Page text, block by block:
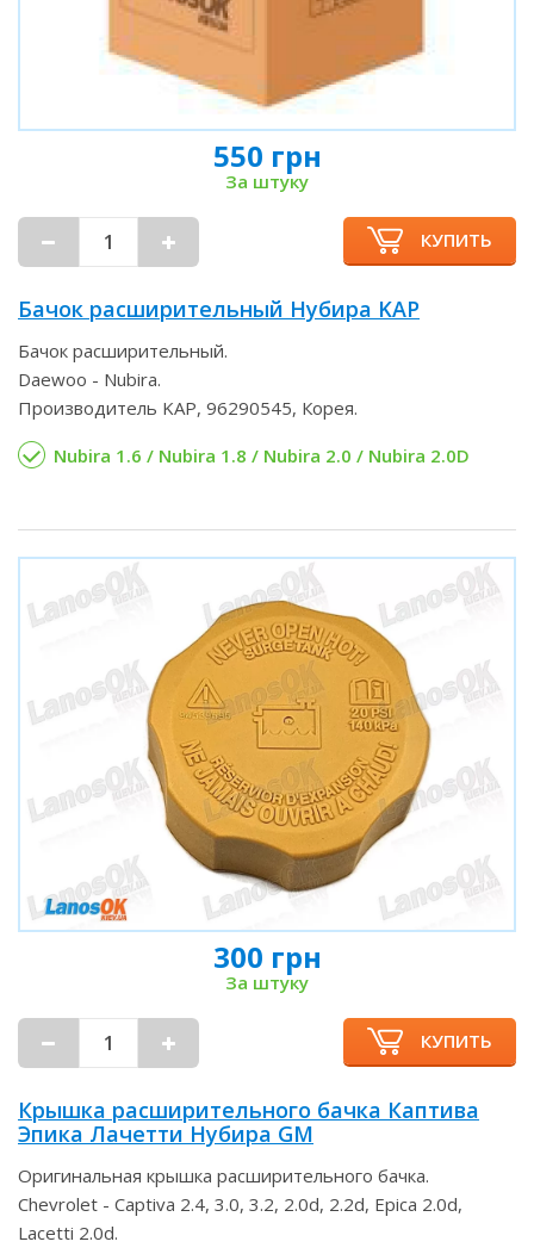
550 грн
За штуку
КУПИТЬ
Бачок расширительный Нубира KAP
Бачок расширительный.
Daewoo - Nubira.
Производитель KAP, 96290545, Корея.
Nubira 1.6 / Nubira 1.8 / Nubira 2.0 / Nubira 2.0D
300 грн
За штуку
КУПИТЬ
Крышка расширительного бачка Каптива
Эпика Лачетти Нубира GM
Оригинальная крышка расширительного бачка.
Chevrolet - Captiva 2.4, 3.0, 3.2, 2.0d, 2.2d, Epica 2.0d,
Lacetti 2.0d.